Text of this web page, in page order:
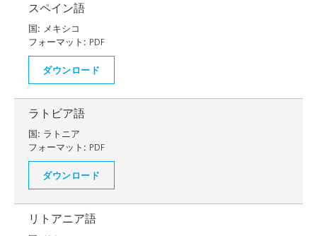
スペイン語
国: メキシコ
フォーマット: PDF
ダウンロード
ラトビア語
国: ラトニア
フォーマット: PDF
ダウンロード
リトアニア語